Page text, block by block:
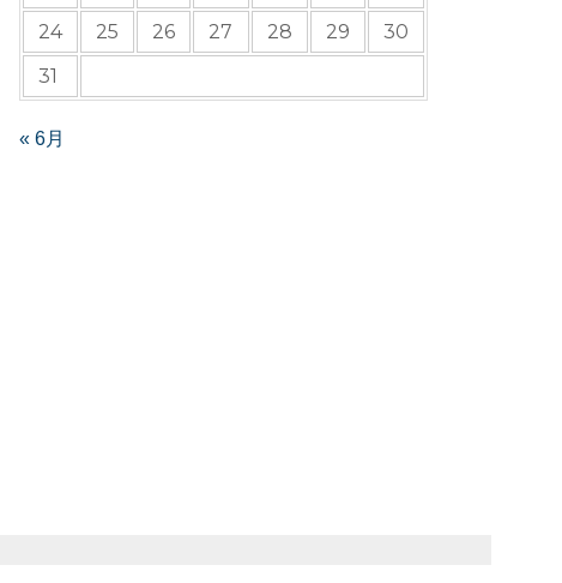
24
25 26 27 28 29
30
31
« 6月